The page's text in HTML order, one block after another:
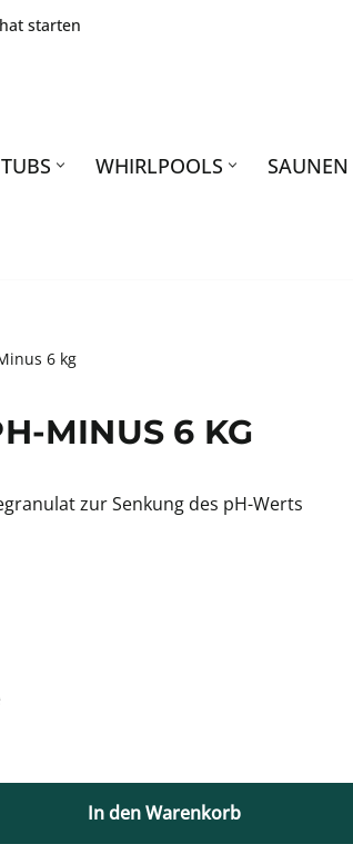
starten
WHIRLPOOLS SAUNEN
6 kg
MINUS 6 KG
zur Senkung des pH-Werts
In den Warenkorb